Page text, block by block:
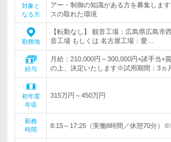
対象と
なる方
アー・制御の知識がある方を募集しま
スの取れた環境
勤務地
【転勤なし】 観音工場：広島県広島市
音工場 もしくは 名古屋工場：愛…
給与
月給：210,000円～300,000円+諸手当+
の上、決定いたします※試用期間：3ヵ
初年度
年収
315万円～450万円
勤務
時間
8:15～17:25（実働8時間／休憩70分）※